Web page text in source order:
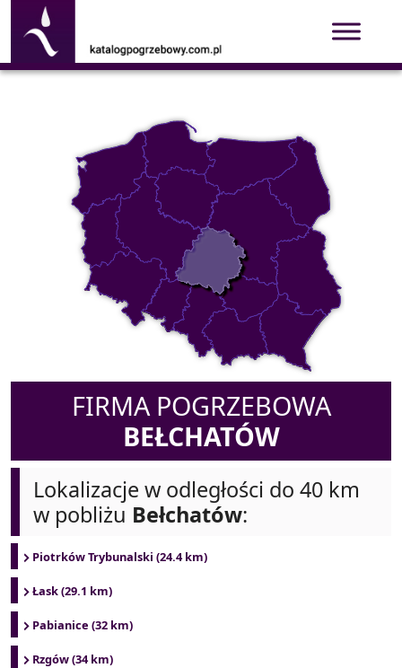
FIRMA POGRZEBOWA
BEŁCHATÓW
Lokalizacje w odległości do 40 km
w pobliżu Bełchatów:
Piotrków Trybunalski (24.4 km)
Łask (29.1 km)
Pabianice (32 km)
Rzgów (34 km)